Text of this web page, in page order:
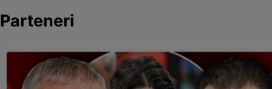
Parteneri